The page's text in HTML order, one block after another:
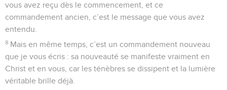
vous avez reçu dès le commencement, et ce
commandement ancien, c’est le message que vous avez
entendu.
8 Mais en même temps, c’est un commandement nouveau
que je vous écris : sa nouveauté se manifeste vraiment en
Christ et en vous, car les ténèbres se dissipent et la lumière
véritable brille déjà.